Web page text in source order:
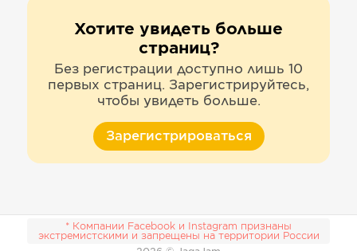
Хотите увидеть больше
страниц?
Без регистрации доступно лишь 10
первых страниц. Зарегистрируйтесь,
чтобы увидеть больше.
Зарегистрироваться
* Компании Facebook и Instagram признаны
экстремистскими и запрещены на территории России